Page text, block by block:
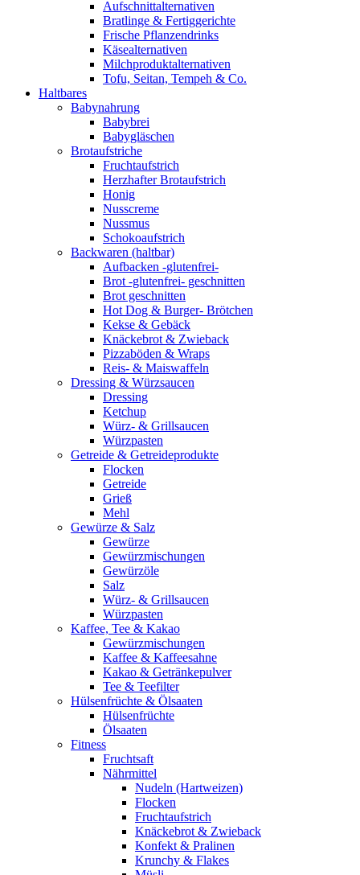
Aufschnittalternativen
Bratlinge & Fertiggerichte
Frische Pflanzendrinks
Käsealternativen
Milchproduktalternativen
Tofu, Seitan, Tempeh & Co.
Haltbares
Babynahrung
Babybrei
Babygläschen
Brotaufstriche
Fruchtaufstrich
Herzhafter Brotaufstrich
Honig
Nusscreme
Nussmus
Schokoaufstrich
Backwaren (haltbar)
Aufbacken -glutenfrei-
Brot -glutenfrei- geschnitten
Brot geschnitten
Hot Dog & Burger- Brötchen
Kekse & Gebäck
Knäckebrot & Zwieback
Pizzaböden & Wraps
Reis- & Maiswaffeln
Dressing & Würzsaucen
Dressing
Ketchup
Würz- & Grillsaucen
Würzpasten
Getreide & Getreideprodukte
Flocken
Getreide
Grieß
Mehl
Gewürze & Salz
Gewürze
Gewürzmischungen
Gewürzöle
Salz
Würz- & Grillsaucen
Würzpasten
Kaffee, Tee & Kakao
Gewürzmischungen
Kaffee & Kaffeesahne
Kakao & Getränkepulver
Tee & Teefilter
Hülsenfrüchte & Ölsaaten
Hülsenfrüchte
Ölsaaten
Fitness
Fruchtsaft
Nährmittel
Nudeln (Hartweizen)
Flocken
Fruchtaufstrich
Knäckebrot & Zwieback
Konfekt & Pralinen
Krunchy & Flakes